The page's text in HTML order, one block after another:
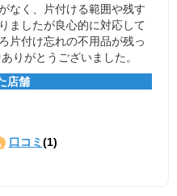
なく、片付ける範囲や残す
ましたが良心的に対応して
片付け忘れの不用品が残っ
りがとうございました。
店舗
口コミ (1)